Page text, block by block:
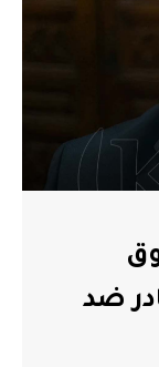
ضد